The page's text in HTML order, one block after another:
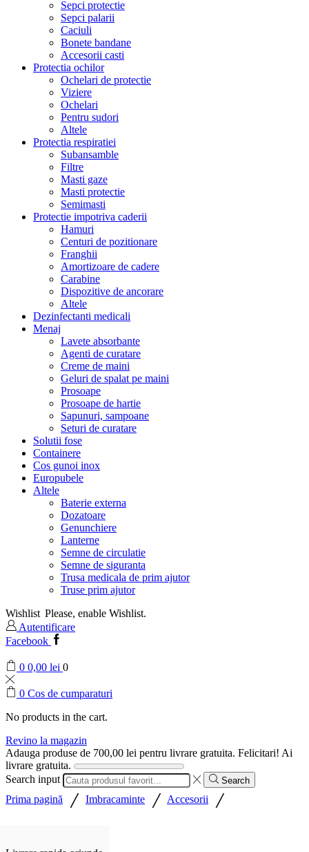
Sepci protectie
Sepci palarii
Caciuli
Bonete bandane
Accesorii casti
Protectia ochilor
Ochelari de protectie
Viziere
Ochelari
Pentru sudori
Altele
Protectia respiratiei
Subansamble
Filtre
Masti gaze
Masti protectie
Semimasti
Protectie impotriva caderii
Hamuri
Centuri de pozitionare
Franghii
Amortizoare de cadere
Carabine
Dispozitive de ancorare
Altele
Dezinfectanti medicali
Menaj
Lavete absorbante
Agenti de curatare
Creme de maini
Geluri de spalat pe maini
Prosoape
Prosoape de hartie
Sapunuri, sampoane
Seturi de curatare
Solutii fose
Containere
Cos gunoi inox
Europubele
Altele
Baterie externa
Dozatoare
Genunchiere
Lanterne
Semne de circulatie
Semne de siguranta
Trusa medicala de prim ajutor
Truse prim ajutor
Wishlist Please, enable Wishlist.
Autentificare
Facebook
0 0,00 lei 0
0 Cos de cumparaturi
No products in the cart.
Revino la magazin
Adauga produse de 700,00 lei pentru livrare gratuita. Felicitari! Ai
livrare gratuita.
Search input
Search
Prima pagină / Imbracaminte / Accesorii /